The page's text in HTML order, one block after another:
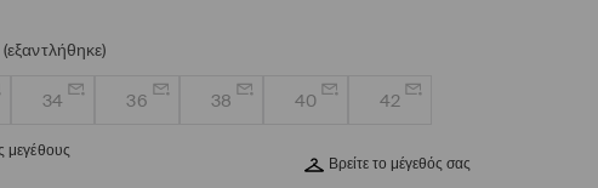
(εξαντλήθηκε)
34 36 38 40 42
μεγέθους
Βρείτε το μέγεθός σας